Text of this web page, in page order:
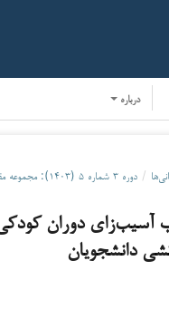
درباره
/ دوره ۳ شماره ۵ (۱۴۰۳): مجموعه مقالات رفتار و ذهن
آسیب‌زای دوران
دانشجویان